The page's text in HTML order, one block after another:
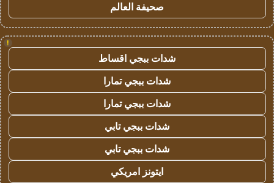
صحيفة العالم
!
شدات ببجي اقساط
شدات ببجي تمارا
شدات ببجي تمارا
شدات ببجي تابي
شدات ببجي تابي
ايتونز امريكي